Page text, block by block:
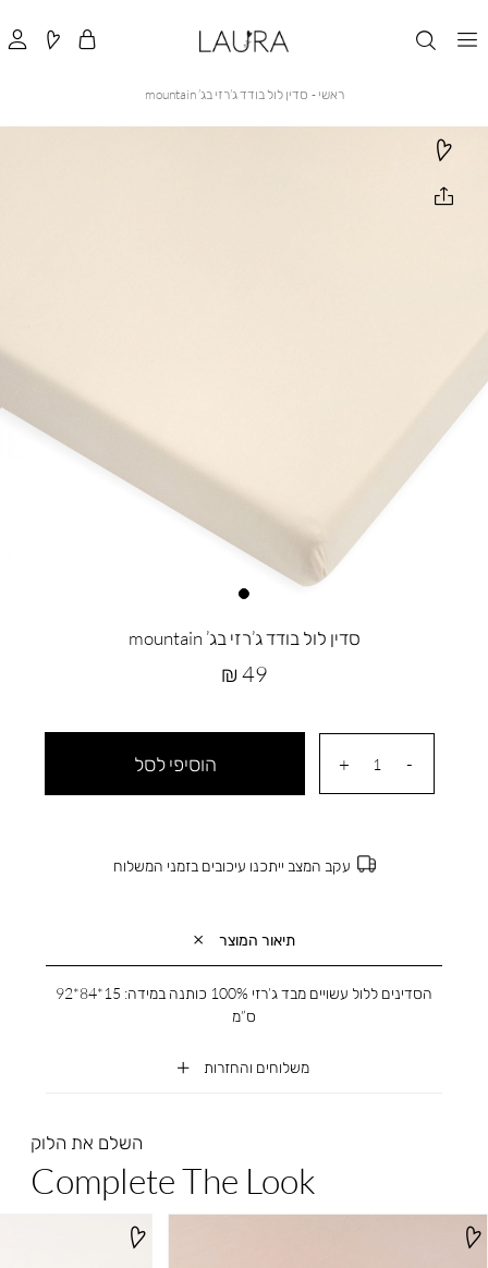
ראשי ראשי
סדין לול בודד ג’רזי בג’ mountain
בודד
סדין לול בודד ג’רזי בג’ mountain
מחיר
49 ₪
הוסיפי לסל
עקב המצב ייתכנו עיכובים בזמני המשלוח
תיאור המוצר
משלוחים והחזרות
הסדינים ללול עשויים מבד ג’רזי 100% כותנה במידה: 15*84*92
ס”מ
השלם את הלוק
Complete The Look